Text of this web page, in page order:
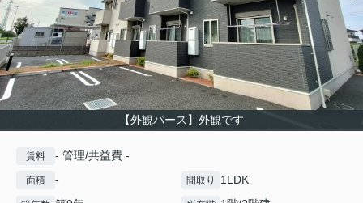
【外観パース】外観です
賃料 - 管理/共益費 -
面積 - 間取り 1LDK